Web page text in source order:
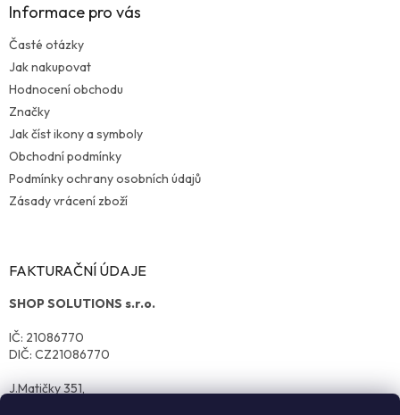
Informace pro vás
Časté otázky
Jak nakupovat
Hodnocení obchodu
Značky
Jak číst ikony a symboly
Obchodní podmínky
Podmínky ochrany osobních údajů
Zásady vrácení zboží
FAKTURAČNÍ ÚDAJE
SHOP SOLUTIONS s.r.o.
IČ: 21086770
DIČ: CZ21086770
J.Matičky 351,